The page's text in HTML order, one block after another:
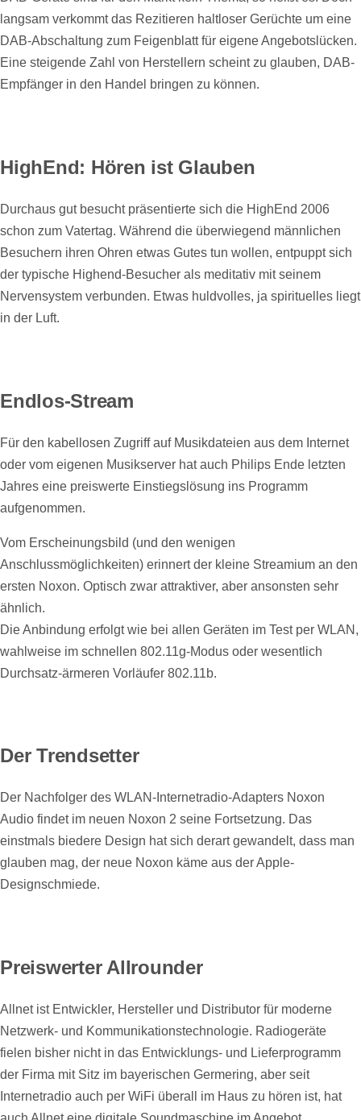
langsam verkommt das Rezitieren haltloser Gerüchte um eine
DAB-Abschaltung zum Feigenblatt für eigene Angebotslücken.
Eine steigende Zahl von Herstellern scheint zu glauben, DAB-
Empfänger in den Handel bringen zu können.
HighEnd: Hören ist Glauben
Durchaus gut besucht präsentierte sich die HighEnd 2006
schon zum Vatertag. Während die überwiegend männlichen
Besuchern ihren Ohren etwas Gutes tun wollen, entpuppt sich
der typische Highend-Besucher als meditativ mit seinem
Nervensystem verbunden. Etwas huldvolles, ja spirituelles liegt
in der Luft.
Endlos-Stream
Für den kabellosen Zugriff auf Musikdateien aus dem Internet
oder vom eigenen Musikserver hat auch Philips Ende letzten
Jahres eine preiswerte Einstiegslösung ins Programm
aufgenommen.
Vom Erscheinungsbild (und den wenigen
Anschlussmöglichkeiten) erinnert der kleine Streamium an den
ersten Noxon. Optisch zwar attraktiver, aber ansonsten sehr
ähnlich.
Die Anbindung erfolgt wie bei allen Geräten im Test per WLAN,
wahlweise im schnellen 802.11g-Modus oder wesentlich
Durchsatz-ärmeren Vorläufer 802.11b.
Der Trendsetter
Der Nachfolger des WLAN-Internetradio-Adapters Noxon
Audio findet im neuen Noxon 2 seine Fortsetzung. Das
einstmals biedere Design hat sich derart gewandelt, dass man
glauben mag, der neue Noxon käme aus der Apple-
Designschmiede.
Preiswerter Allrounder
Allnet ist Entwickler, Hersteller und Distributor für moderne
Netzwerk- und Kommunikationstechnologie. Radiogeräte
fielen bisher nicht in das Entwicklungs- und Lieferprogramm
der Firma mit Sitz im bayerischen Germering, aber seit
Internetradio auch per WiFi überall im Haus zu hören ist, hat